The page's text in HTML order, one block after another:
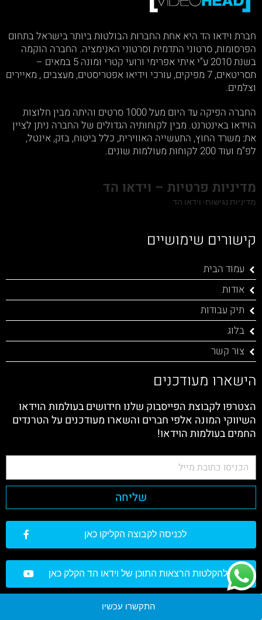
חברת וידאו הד היא אחת החברות הבולטות ביותר בישראל בתחום
הפרסומות, סרטוני התדמית וסרטוני האנימציה. החברה הוקמה
בשנת 2010 ע”י איתי אפרימי ורועי קטרי ומונה 5 במאים –
תסריטאים, 7 מפיקים, עורכי וידיאו אפטריסטים, מעצבים , מאיירים
וצלמים.
החברה הפיקה עד היום מעל 1000 סרטים והיתה מבין חלוצות
הוידאו באינטרנט. מבין לקוחותיה הגדולים של החברה ניתן לציין
את: משרד החוץ, התעשייה האווירית, כלל ביטוח, בזק, אינטל,
לפ”מ ועוד 200 לקוחות מעולמות שונים.
מדיניות פרטיות – וידאו הד
מדיניות נגישות- וידאו הד
קישורים שימושיים
עמוד הבית
אודות
תיק עבודות
בלוג
צור קשר
הישארו מעודכנים
הצטרפו לקבוצת הפייסבוק שלנו חידושים בעולמות הוידאו
השיווקי המונה אלפי חברים והשארו מעודכנים על הטרנדים
החמים בעולמות הוידאו!
שליחה
לכניסה לקבוצה הקליקו כאן
להקלטות הרצאות התוכן של וידאו הד הקלק כאן
התקשרו עכשיו